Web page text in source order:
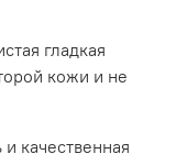
гладкая
кожи и не
качественная